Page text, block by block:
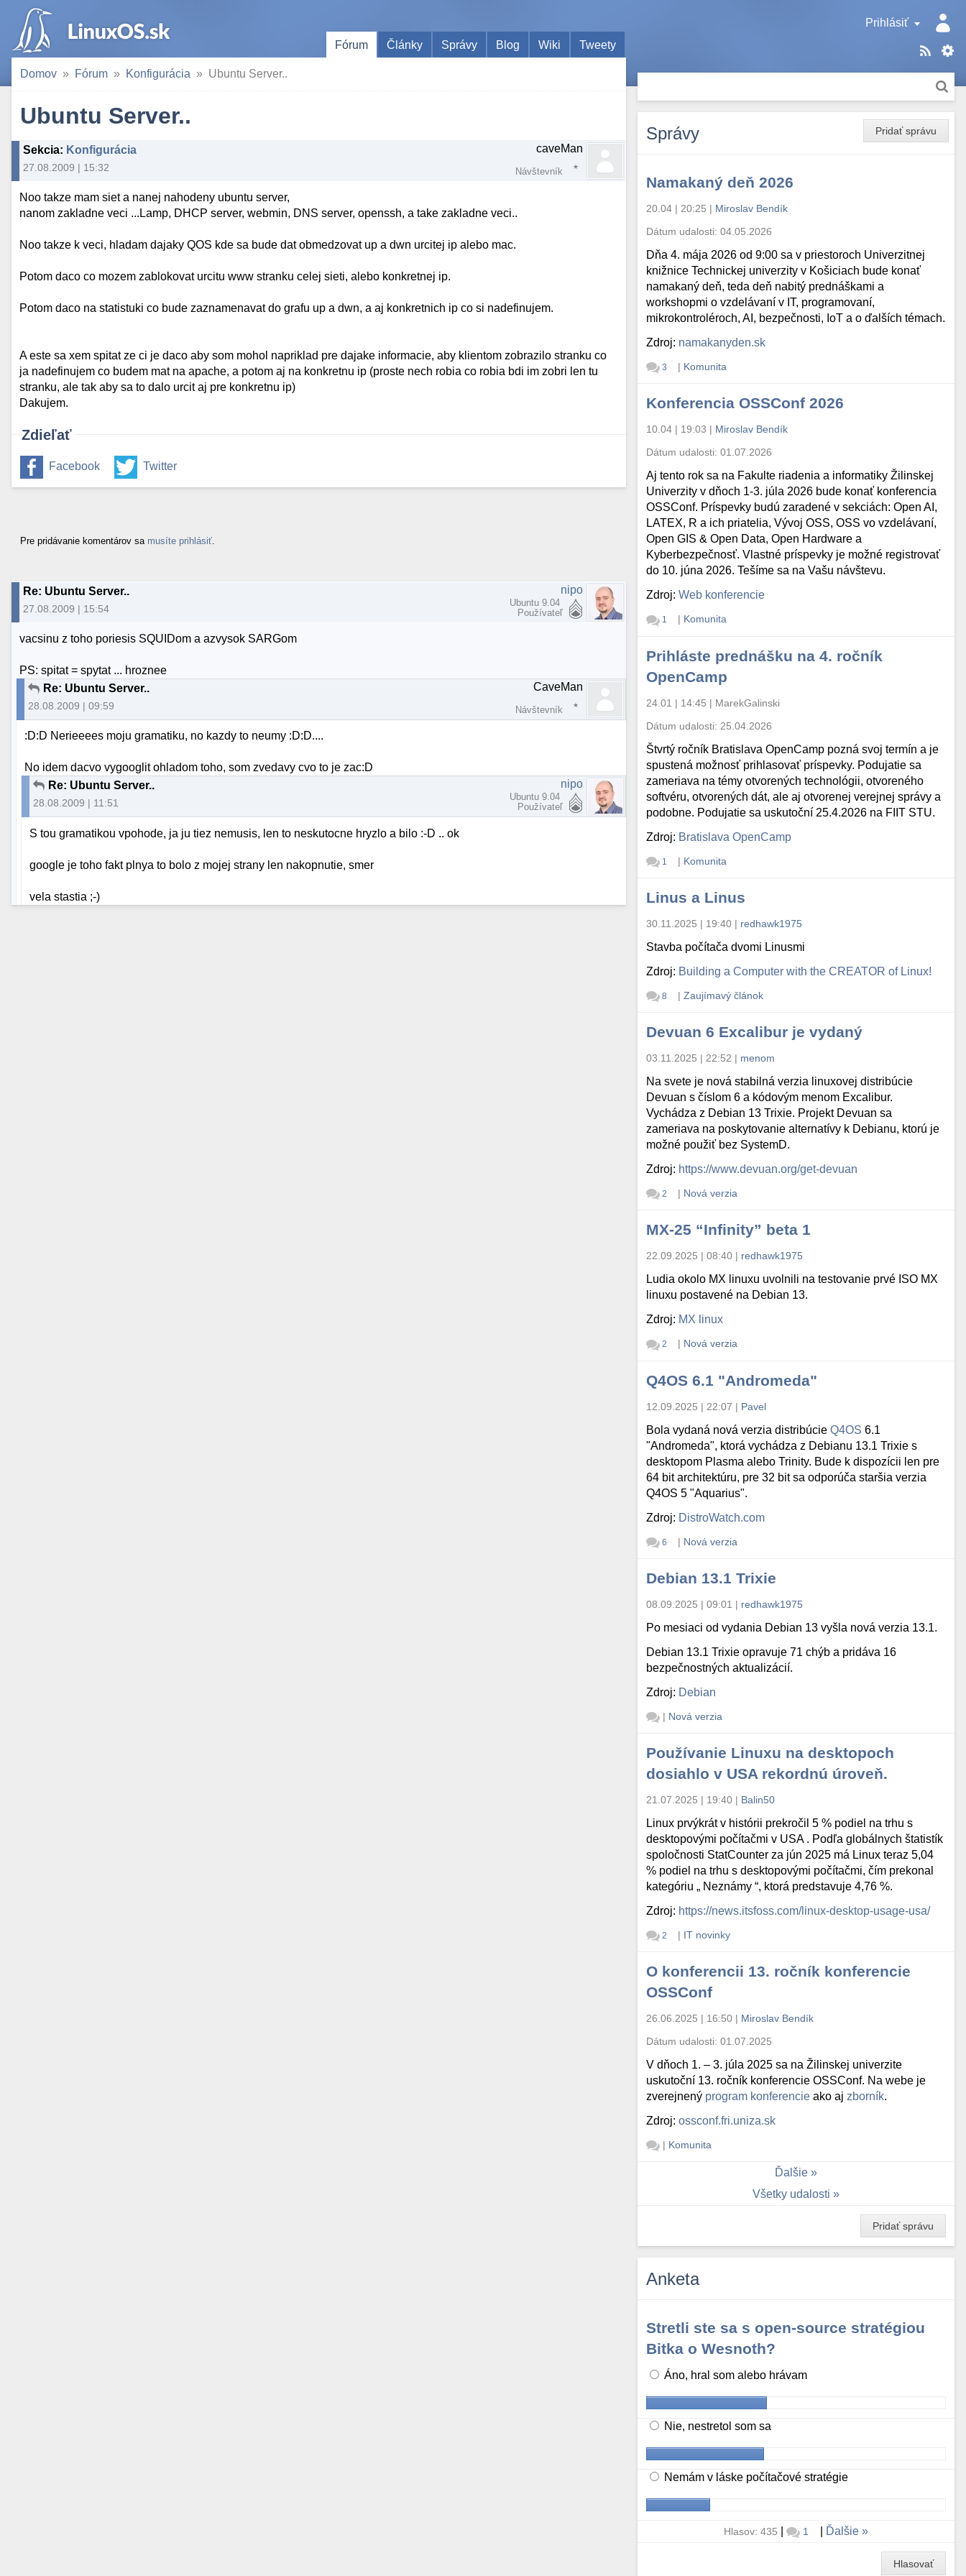
Prihlásiť
Fórum
Články Správy Blog Wiki Tweety
Domov Fórum Konfigurácia Ubuntu Server..
Ubuntu Server..
Sekcia: Konfigurácia
27.08.2009 | 15:32
caveMan
Návštevník
Noo takze mam siet a nanej nahodeny ubuntu server,
nanom zakladne veci ...Lamp, DHCP server, webmin, DNS server, openssh, a take zakladne veci..
Noo takze k veci, hladam dajaky QOS kde sa bude dat obmedzovat up a dwn urcitej ip alebo mac.
Potom daco co mozem zablokovat urcitu www stranku celej sieti, alebo konkretnej ip.
Potom daco na statistuki co bude zaznamenavat do grafu up a dwn, a aj konkretnich ip co si nadefinujem.
A este sa xem spitat ze ci je daco aby som mohol napriklad pre dajake informacie, aby klientom zobrazilo stranku co
ja nadefinujem co budem mat na apache, a potom aj na konkretnu ip (proste nech robia co robia bdi im zobri len tu
stranku, ale tak aby sa to dalo urcit aj pre konkretnu ip)
Dakujem.
Zdieľať
Facebook Twitter
Pre pridávanie komentárov sa musíte prihlásiť
Re: Ubuntu Server..
27.08.2009 | 15:54
nipo
Ubuntu 9.04
Používateľ
vacsinu z toho poriesis SQUIDom a azvysok SARGom
PS: spitat = spytat ... hroznee
Re: Ubuntu Server..
28.08.2009 | 09:59
CaveMan
Návštevník
:D:D Nerieeees moju gramatiku, no kazdy to neumy :D:D....
No idem dacvo vygooglit ohladom toho, som zvedavy cvo to je zac:D
Re: Ubuntu Server..
28.08.2009 | 11:51
nipo
Ubuntu 9.04
Používateľ
S tou gramatikou vpohode, ja ju tiez nemusis, len to neskutocne hryzlo a bilo :-D .. ok
google je toho fakt plnya to bolo z mojej strany len nakopnutie, smer
vela stastia ;-)
Pridať správu
Správy
Namakaný deň 2026
20.04 | 20:25 | Miroslav Bendík
Dátum udalosti:04.05.2026
Dňa 4. mája 2026 od 9:00 sa v priestoroch Univerzitnej
knižnice Technickej univerzity v Košiciach bude konať
namakaný deň, teda deň nabitý prednáškami a
workshopmi o vzdelávaní v IT, programovaní,
mikrokontroléroch, AI, bezpečnosti, IoT a o ďalších témach.
Zdroj: namakanyden.sk
3 | Komunita
Konferencia OSSConf 2026
10.04 | 19:03 | Miroslav Bendík
Dátum udalosti:01.07.2026
Aj tento rok sa na Fakulte riadenia a informatiky Žilinskej
Univerzity v dňoch 1-3. júla 2026 bude konať konferencia
OSSConf. Príspevky budú zaradené v sekciách: Open AI,
LATEX, R a ich priatelia, Vývoj OSS, OSS vo vzdelávaní,
Open GIS & Open Data, Open Hardware a
Kyberbezpečnosť. Vlastné príspevky je možné registrovať
do 10. júna 2026. Tešíme sa na Vašu návštevu.
Zdroj:Web konferencie
1 | Komunita
Prihláste prednášku na 4. ročník
OpenCamp
24.01 | 14:45 | MarekGalinski
Dátum udalosti: 25.04.2026
Štvrtý ročník Bratislava OpenCamp pozná svoj termín a je
spustená možnosť prihlasovať príspevky. Podujatie sa
zameriava na témy otvorených technológii, otvoreného
softvéru, otvorených dát, ale aj otvorenej verejnej správy a
podobne. Podujatie sa uskutoční 25.4.2026 na FIIT STU.
Zdroj: Bratislava OpenCamp
1 | Komunita
Linus a Linus
30.11.2025 | 19:40 | redhawk1975
Stavba počítača dvomi Linusmi
Zdroj: Building a Computer with the CREATOR of Linux!
8 | Zaujímavý článok
Devuan 6 Excalibur je vydaný
03.11.2025 | 22:52 | menom
Na svete je nová stabilná verzia linuxovej distribúcie
Devuan s číslom 6 a kódovým menom Excalibur.
Vychádza z Debian 13 Trixie. Projekt Devuan sa
zameriava na poskytovanie alternatívy k Debianu, ktorú je
možné použiť bez SystemD.
Zdroj: https://www.devuan.org/get-devuan
2 | Nová verzia
MX-25 “Infinity” beta 1
22.09.2025 | 08:40 | redhawk1975
Ludia okolo MX linuxu uvolnili na testovanie prvé ISO MX
linuxu postavené na Debian 13.
Zdroj: MX linux
2 | Nová verzia
Q4OS 6.1 "Andromeda"
12.09.2025 | 22:07 | Pavel
Bola vydaná nová verzia distribúcieQ4OS 6.1
"Andromeda", ktorá vychádza z Debianu 13.1 Trixie s
desktopom Plasma alebo Trinity. Bude k dispozícii len pre
64 bit architektúru, pre 32 bit sa odporúča staršia verzia
Q4OS 5 "Aquarius".
Zdroj: DistroWatch.com
6 | Nová verzia
Debian 13.1 Trixie
08.09.2025 | 09:01 | redhawk1975
Po mesiaci od vydania Debian 13 vyšla nová verzia 13.1.
Debian 13.1 Trixie opravuje 71 chýb a pridáva 16
bezpečnostných aktualizácií.
Zdroj: Debian
| Nová verzia
Používanie Linuxu na desktopoch
dosiahlo v USA rekordnú úroveň.
21.07.2025 | 19:40 | Balin50
Linux prvýkrát v histórii prekročil 5 % podiel na trhu s
desktopovými počítačmi v USA . Podľa globálnych štatistík
spoločnosti StatCounter za jún 2025 má Linux teraz 5,04
% podiel na trhu s desktopovými počítačmi, čím prekonal
kategóriu „ Neznámy “, ktorá predstavuje 4,76 %.
Zdroj: https://news.itsfoss.com/linux-desktop-usage-usa/
2 | IT novinky
O konferencii 13. ročník konferencie
OSSConf
26.06.2025 | 16:50 | Miroslav Bendík
Dátum udalosti:01.07.2025
V dňoch 1. – 3. júla 2025 sa na Žilinskej univerzite
uskutoční 13. ročník konferencie OSSConf. Na webe je
zverejnený program konferencie ako aj zborník.
Zdroj:ossconf.fri.uniza.sk
| Komunita
Ďalšie
Všetky udalosti
Pridať správu
Anketa
Stretli ste sa s open-source stratégiou
Bitka o Wesnoth?
Áno, hral som alebo hrávam
Nie, nestretol som sa
Nemám v láske počítačové stratégie
Hlasov: 435 | 1 Ďalšie
Hlasovať